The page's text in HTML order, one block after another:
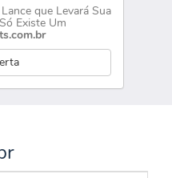
que Levará Sua
Existe Um